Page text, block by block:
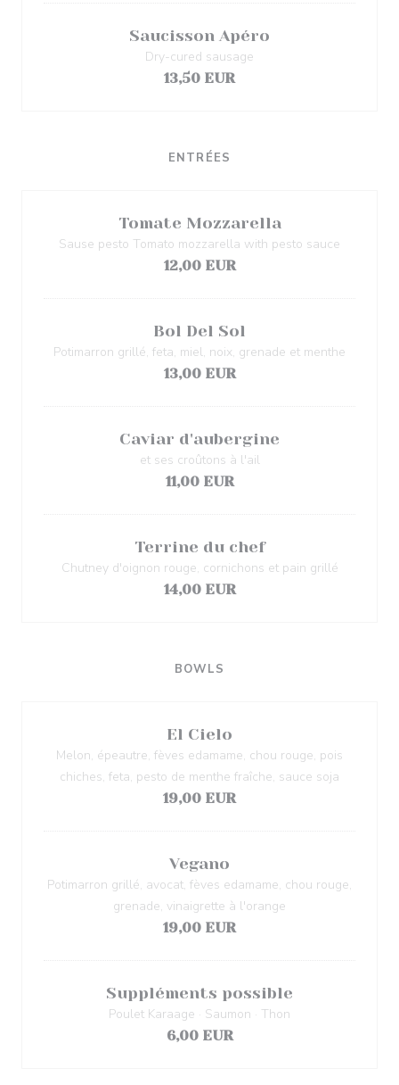
Saucisson Apéro
Dry-cured sausage
13,50 EUR
ENTRÉES
Tomate Mozzarella
Sause pesto Tomato mozzarella with pesto sauce
12,00 EUR
Bol Del Sol
Potimarron grillé, feta, miel, noix, grenade et menthe
13,00 EUR
Caviar d'aubergine
et ses croûtons à l'ail
11,00 EUR
Terrine du chef
Chutney d'oignon rouge, cornichons et pain grillé
14,00 EUR
BOWLS
El Cielo
Melon, épeautre, fèves edamame, chou rouge, pois
chiches, feta, pesto de menthe fraîche, sauce soja
19,00 EUR
Vegano
Potimarron grillé, avocat, fèves edamame, chou rouge,
grenade, vinaigrette à l'orange
19,00 EUR
Suppléments possible
Poulet Karaage · Saumon · Thon
6,00 EUR